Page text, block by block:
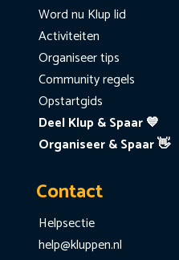
Word nu Klup lid
Activiteiten
Organiseer tips
Community regels
Opstartgids
Deel Klup & Spaar 💙
Organiseer & Spaar 👋
Contact
Helpsectie
help@kluppen.nl